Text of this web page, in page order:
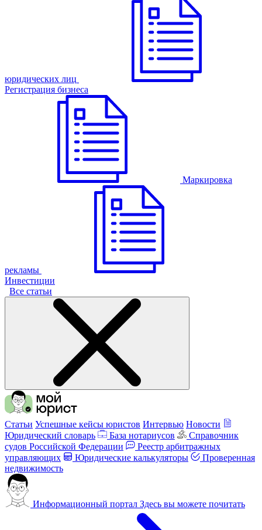
юридических лиц
Регистрация бизнеса
Маркировка
рекламы
Инвестиции
Все статьи
Статьи Успешные кейсы юристов Интервью Новости
Юридический словарь
База нотариусов
Справочник
судов Российской Федерации
Реестр арбитражных
управляющих
Юридические калькуляторы
Проверенная
недвижимость
Информационный портал Здесь вы можете почитать